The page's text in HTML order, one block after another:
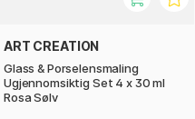
ART CREATION
Glass & Porselensmaling
Ugjennomsiktig Set 4 x 30 ml
Rosa Sølv